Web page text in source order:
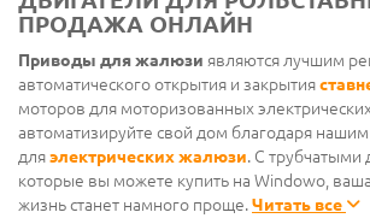
ПРОДАЖА ОНЛАЙН
Приводы для жалюзи являются лучшим
автоматического открытия и закрытия
моторов для моторизованных
автоматизируйте свой дом благодаря
дляэлектрических жалюзи. С трубчатыми
которые вы можете купить на Windowo,
жизнь станет намного проще.Читать все